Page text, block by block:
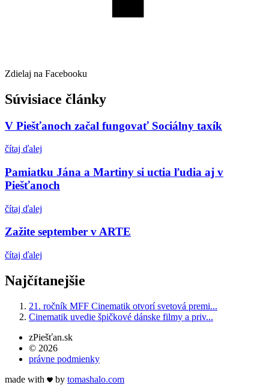
Zdielaj na Facebooku
Súvisiace články
V Piešťanoch začal fungovať Sociálny taxík
čítaj ďalej
Pamiatku Jána a Martiny si uctia ľudia aj v
Piešťanoch
čítaj ďalej
Zažite september v ARTE
čítaj ďalej
Najčítanejšie
21. ročník MFF Cinematik otvorí svetová premi...
Cinematik uvedie špičkové dánske filmy a priv...
zPiešťan.sk
© 2026
právne podmienky
made with
by tomashalo.com